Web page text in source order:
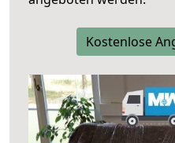
Kostenlose